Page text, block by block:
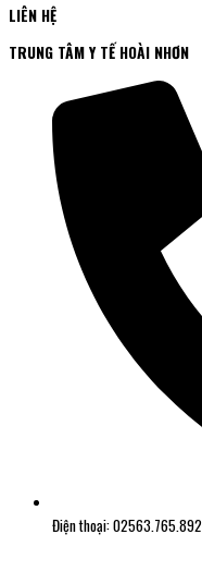
LIÊN HỆ
TRUNG TÂM Y TẾ HOÀI NHƠN
Điện thoại: 02563.765.892